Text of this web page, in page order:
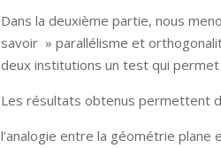
Dans la deuxième partie, nous
savoir » parallélisme et
deux institutions un test qui
Les résultats obtenus permettent
l’analogie entre la géométrie